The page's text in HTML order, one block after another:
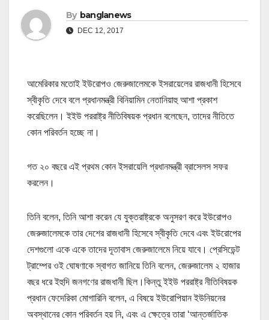
By banglanews
DEC 12, 2017
আমেরিকার মতোই ইউরোপও জেরুজালেমকে ইসরায়েলের রাজধানী হিসেবে
স্বীকৃতি দেবে বলে প্রধানমন্ত্রী বিনিয়ামিন নেতানিয়াহু আশা প্রকাশ
করেছিলেন। ইইউ পররাষ্ট্র নীতিবিষয়ক প্রধান বলেছেন, তাদের নীতিতে
কোন পরিবর্তন হচ্ছে না।
গত ২০ বছরে এই প্রথম কোন ইসরায়েলি প্রধানমন্ত্রী ব্রাসেলস সফর
করলেন।
তিনি বলেন, তিনি আশা করেন যে যুক্তরাষ্ট্রকে অনুসরণ করে ইউরোপও
জেরুজালেমকে তার দেশের রাজধানী হিসেবে স্বীকৃতি দেবে এবং ইউরোপের
দেশগুলো একে একে তাদের দূতাবাস জেরুজালেমে নিয়ে যাবে। প্রেসিডেন্ট
ট্রাম্পের ওই ঘোষণাকে স্বাগত জানিয়ে তিনি বলেন, জেরুজালেম ২ হাজার
বছর ধরে ইহুদি জনগণের রাজধানী ছিল।কিন্তু ইইউ পররাষ্ট্র নীতিবিষয়ক
প্রধান ফেদেরিকা মোগারিনি বলেন, এ বিষয়ে ইউরোপিয়ান ইউনিয়নের
অবস্থানের কোন পরিবর্তন হয় নি, এবং এ ক্ষেত্রে তারা ‘আন্তর্জাতিক